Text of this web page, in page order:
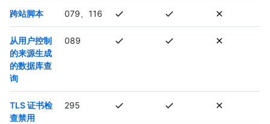
跨站脚本 079、116
从用户控制
的来源生成
的数据库查
询
089
TLS 证书检
查禁用
295